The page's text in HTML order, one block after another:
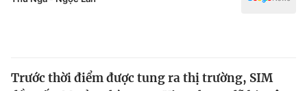
Đời sống
Trước thời điểm được tung ra thị trường, SIM